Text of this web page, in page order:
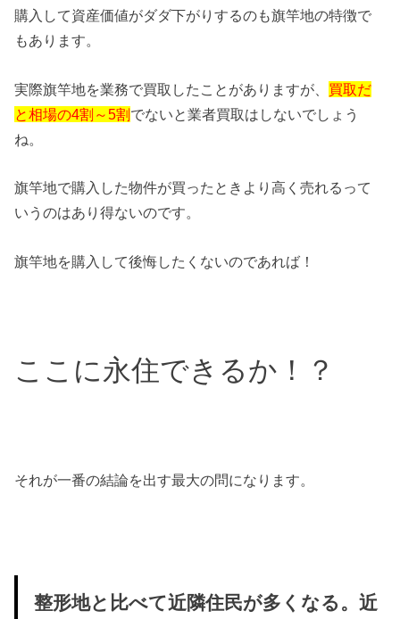
購入して資産価値がダダ下がりするのも旗竿地の特徴で
もあります。
実際旗竿地を業務で買取したことがありますが、 買取だ
と相場の4割～5割でないと業者買取はしないでしょう
ね。
旗竿地で購入した物件が買ったときより高く売れるって
いうのはあり得ないのです。
旗竿地を購入して後悔したくないのであれば！
ここに永住できるか！？
それが一番の結論を出す最大の問になります。
整形地と比べて近隣住民が多くなる。近